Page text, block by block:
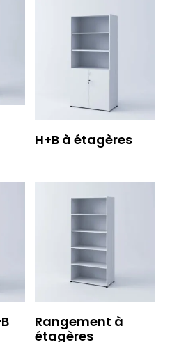
H+B à étagères
Rangement à
étagères